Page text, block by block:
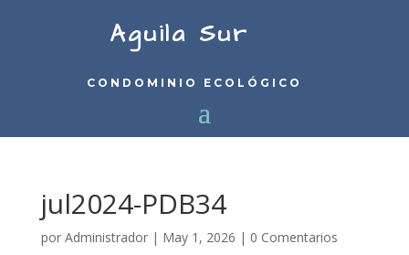
Aguila Sur
CONDOMINIO ECOLÓGICO
jul2024-PDB34
por Administrador| May 1, 2026 | 0 Comentarios